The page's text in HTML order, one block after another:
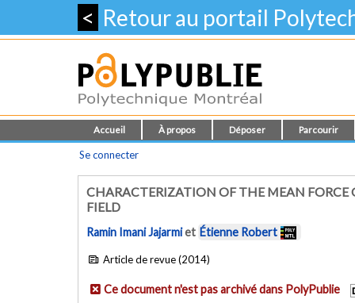
< Retour au portail
Accueil À propos Déposer Parcourir
Se connecter
CHARACTERIZATION OF THE MEAN
FIELD
Ramin Imani Jajarmiet Étienne Robert
Article de revue (2014)
Ce document n'est pas archivé dans PolyPublie